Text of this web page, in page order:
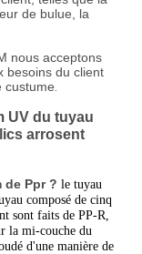
de bulue, la
nous acceptons
besoins du client
custume
UV du tuyau
arrosent
de Ppr ? le tuyau
composé de cinq
sont faits de PP-R,
la mi-couche du
d'une manière de